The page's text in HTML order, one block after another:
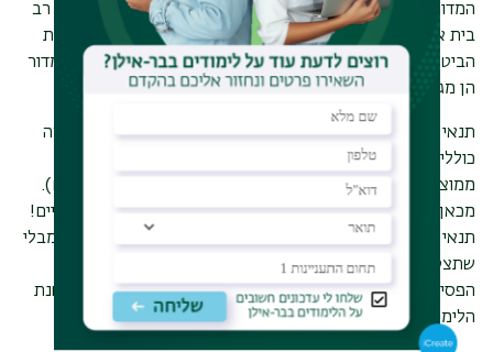
המדור לזרועות הביטחון באוניברסיטת בר-אילן משמש זה זמן רב
בית אקדמי חם לעובדים והמשרתים בזרועות הביטחון ובתעשיות
הביטחוניות וכן לחיילים ולוחמים משוחררים. תוכניות התואר במדור
הן מגוונות, ופתוחות כאמור גם לציבור הרחב.
תנאי הקבלה ללימודי תואר ראשון - ב.א רב תחומי מדעי החברה
כוללים גם אפשרות קבלה ללא בחינה פסיכומטרית, ועל בסיס
ממוצע ציוני בגרות ובחינת
אמיר"ם ו/או אמירנט).
מכאן שאנו חוסכים לכם שלב בתהליך הקבלה ללימודים אקדמיים!
תנאי הקבלה שלנו מאפשרים לכם ולכן להתחיל ללמוד לתואר מבלי
שתצטרכו להשקיע זמן וכסף בלמידה לקראת הבחינה
הפסיכומטרית. כך תוכלו להמשיך בשגרת החיים ולהתחיל את שנת
הלימודים ברוגע עם משימה אחת פחות.